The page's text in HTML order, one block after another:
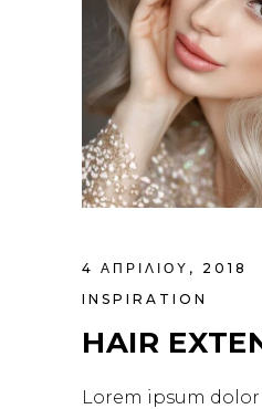
4 ΑΠΡΙΛΊΟΥ, 2018
INSPIRATION
HAIR
Lorem ipsum dolor